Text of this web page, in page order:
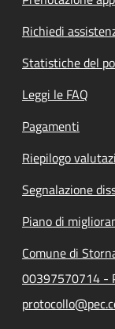
Richiedi
Statistiche del
Leggi le FAQ
Pagamenti
Riepilogo
Segnalazione
Piano di
Comune di
00397570714 -